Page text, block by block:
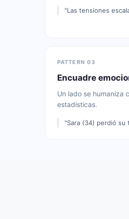
"Las tensiones
PATTERN 03
Encuadre
Un lado se humaniza
estadísticas.
"Sara (34) perdió su